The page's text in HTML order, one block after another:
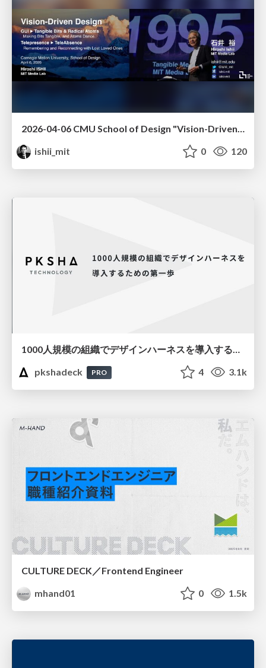
2026-04-06 CMU School of Design "Vision-Driven Design"
ishii_mit
0 120
1000人規模の組織でデザインハーネスを導入するための第一歩
pkshadeck
PRO 4 3.1k
CULTURE DECK／Frontend Engineer
mhand01
0 1.5k